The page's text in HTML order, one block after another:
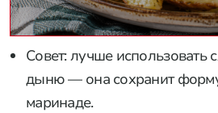
Совет: лучше использовать
дыню — она сохранит
маринаде.